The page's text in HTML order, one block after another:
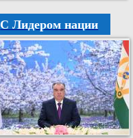
С Лидером нации